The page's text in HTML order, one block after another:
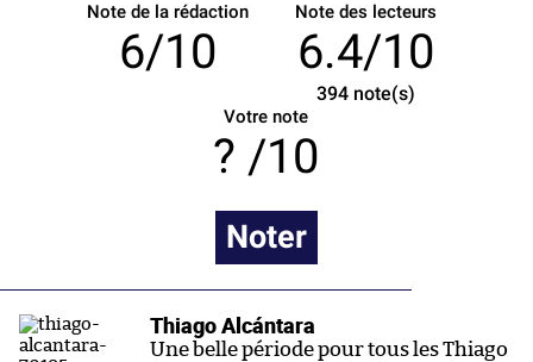
Note de la rédaction
6/10
Note des lecteurs
6.4/10
394note(s)
Votre note
/10
Noter
Thiago Alcántara
Une belle période pour tous les Thiago